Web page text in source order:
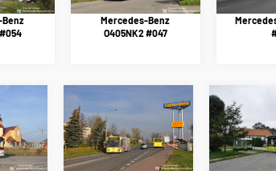
Mercedes-Benz
O405NK2 #047